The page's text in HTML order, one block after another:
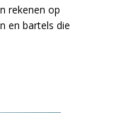
rekenen op
en bartels die